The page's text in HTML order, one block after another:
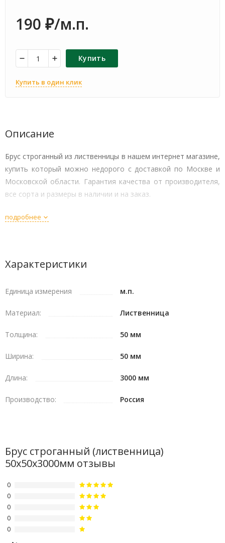
190 ₽/м.п.
Купить
Купить в один клик
Описание
Брус строганный из лиственницы в нашем интернет магазине,
купить который можно недорого с доставкой по Москве и
Московской области. Гарантия качества от производителя,
все сорта и размеры в наличии и на заказ.
подробнее
Характеристики
Единица измерения м.п.
Материал: Лиственница
Толщина: 50 мм
Ширина: 50 мм
Длина: 3000 мм
Производство: Россия
Брус строганный (лиственница)
50х50х3000мм отзывы
0
0
0
0
0